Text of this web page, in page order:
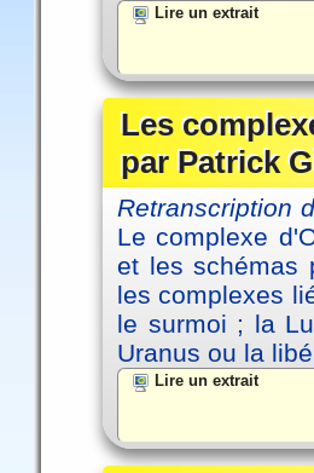
Lire un extrait
Les
par Patrick
Retranscription
Le complexe
et les schémas
les complexes
le surmoi ; la
Uranus ou la
Lire un extrait